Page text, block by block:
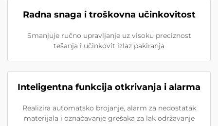
Radna snaga i troškovna učinkovitost
Smanjuje ručno upravljanje uz visoku preciznost
tešanja i učinkovit izlaz pakiranja
Inteligentna funkcija otkrivanja i alarma
Realizira automatsko brojanje, alarm za nedostatak
materijala i označavanje grešaka za lak održavanje